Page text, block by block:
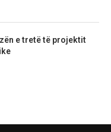
e tretë të projektit